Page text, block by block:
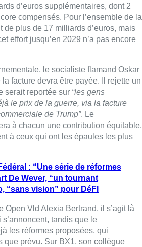
d’euros supplémentaires, dont 2
compensés. Pour l’ensemble de la
de plus de 17 milliards d’euros, mais
effort jusqu’en 2029 n’a pas encore
le socialiste flamand Oskar
facture devra être payée. Il rejette un
serait reportée sur “les gens
le prix de la guerre, via la facture
de Trump”. Le
à chacun une contribution équitable,
à ceux qui ont les épaules les plus
: “Une série de réformes
De Wever, “un tournant
“sans vision” pour DéFI
Open Vld Alexia Bertrand, il s’agit là
tandis que le
les réformes proposées, qui
que prévu. Sur BX1, son collègue